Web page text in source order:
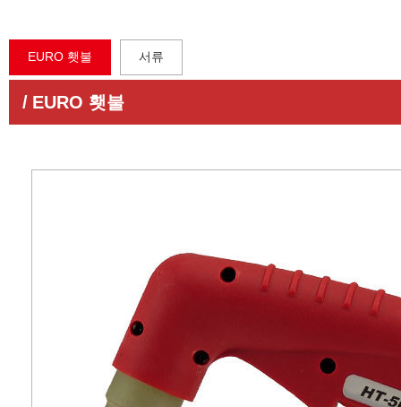
EURO 횃불 서류
/ EURO 횃불